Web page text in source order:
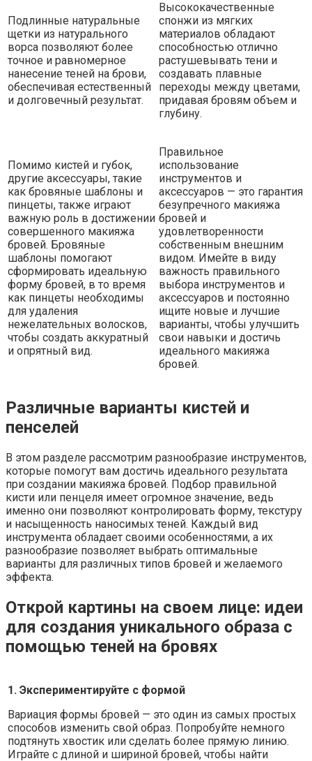
Подлинные натуральные
щетки из натурального
ворса позволяют более
точное и равномерное
нанесение теней на брови,
обеспечивая естественный
и долговечный результат.
Высококачественные
спонжи из мягких
материалов обладают
способностью отлично
растушевывать тени и
создавать плавные
переходы между цветами,
придавая бровям объем и
глубину.
Помимо кистей и губок,
другие аксессуары, такие
как бровяные шаблоны и
пинцеты, также играют
важную роль в достижении
совершенного макияжа
бровей. Бровяные
шаблоны помогают
сформировать идеальную
форму бровей, в то время
как пинцеты необходимы
для удаления
нежелательных волосков,
чтобы создать аккуратный
и опрятный вид.
Правильное
использование
инструментов и
аксессуаров — это гарантия
безупречного макияжа
бровей и
удовлетворенности
собственным внешним
видом. Имейте в виду
важность правильного
выбора инструментов и
аксессуаров и постоянно
ищите новые и лучшие
варианты, чтобы улучшить
свои навыки и достичь
идеального макияжа
бровей.
Различные варианты кистей и
пенселей
В этом разделе рассмотрим разнообразие инструментов,
которые помогут вам достичь идеального результата
при создании макияжа бровей. Подбор правильной
кисти или пенцеля имеет огромное значение, ведь
именно они позволяют контролировать форму, текстуру
и насыщенность наносимых теней. Каждый вид
инструмента обладает своими особенностями, а их
разнообразие позволяет выбрать оптимальные
варианты для различных типов бровей и желаемого
эффекта.
Открой картины на своем лице: идеи
для создания уникального образа с
помощью теней на бровях
1. Экспериментируйте с формой
Вариация формы бровей — это один из самых простых
способов изменить свой образ. Попробуйте немного
подтянуть хвостик или сделать более прямую линию.
Играйте с длиной и шириной бровей, чтобы найти